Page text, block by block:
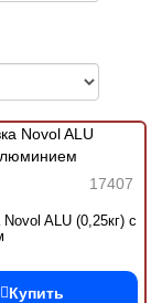
17407
ALU (0,25кг) с
Купить